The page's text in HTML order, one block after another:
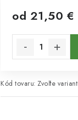
od 21,50 €
Kód tovaru: Zvoľte variant